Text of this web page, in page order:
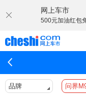
网上车市
500元加油红包
品牌 问界